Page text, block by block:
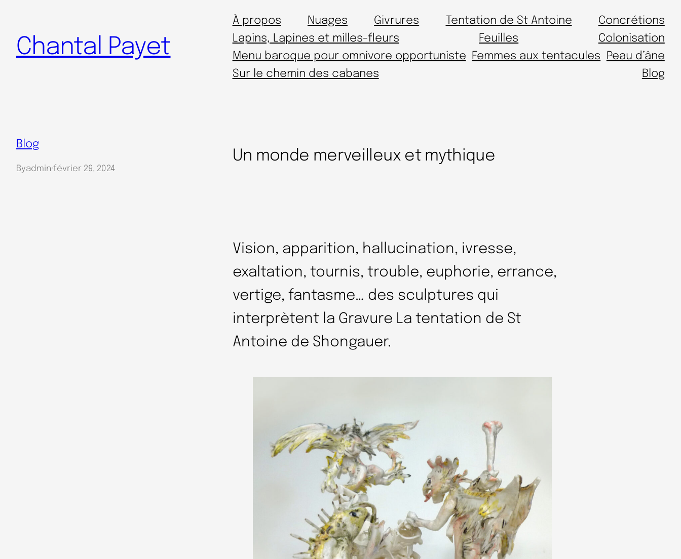
contenu
Chantal Payet
À propos Nuages Givrures Tentation de St Antoine
Concrétions
Lapins, Lapines et milles-fleurs
Feuilles
Colonisation
Menu baroque pour omnivore opportuniste
Femmes aux tentacules
Peau d’âne
Sur le chemin des cabanes
Blog
Blog
Byadmin·février 29, 2024
Un monde merveilleux et mythique
Vision, apparition, hallucination, ivresse,
exaltation, tournis, trouble, euphorie, errance,
vertige, fantasme… des sculptures qui
interprètent la Gravure La tentation de St
Antoine de Shongauer.